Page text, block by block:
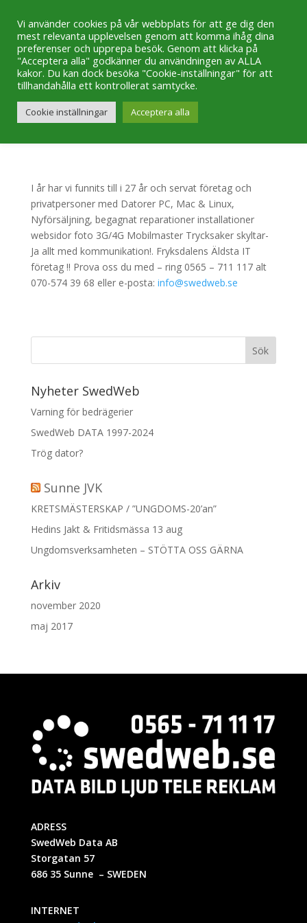
SwedWeb DATA 1997-
2024
I år har vi funnits till i 27 år och servat företag och
privatpersoner med Datorer PC, Mac & Linux,
Nyförsäljning, begagnat reparationer installationer
websidor foto 3G/4G Mobilmaster Trycksaker skyltar-
Ja allt med kommunikation!. Fryksdalens Äldsta IT
företag !! Prova oss du med – ring 0565 – 711 117 alt
070-574 39 68 eller e-posta: info@swedweb.se
Nyheter SwedWeb
Varning för bedrägerier
SwedWeb DATA 1997-2024
Trög dator?
Sunne JVK
KRETSMÄSTERSKAP / ”UNGDOMS-20’an”
Hedins Jakt & Fritidsmässa 13 aug
Ungdomsverksamheten – STÖTTA OSS GÄRNA
Arkiv
november 2020
maj 2017
ADRESS
SwedWeb Data AB
Storgatan 57
686 35 Sunne – SWEDEN
INTERNET
Vi använder cookies på vår webbplats för att ge dig den
mest relevanta upplevelsen genom att komma ihåg dina
preferenser och upprepa besök. Genom att klicka på
"Acceptera alla" godkänner du användningen av ALLA
kakor. Du kan dock besöka "Cookie-inställningar" för att
tillhandahålla ett kontrollerat samtycke.
Cookie inställningar Acceptera alla